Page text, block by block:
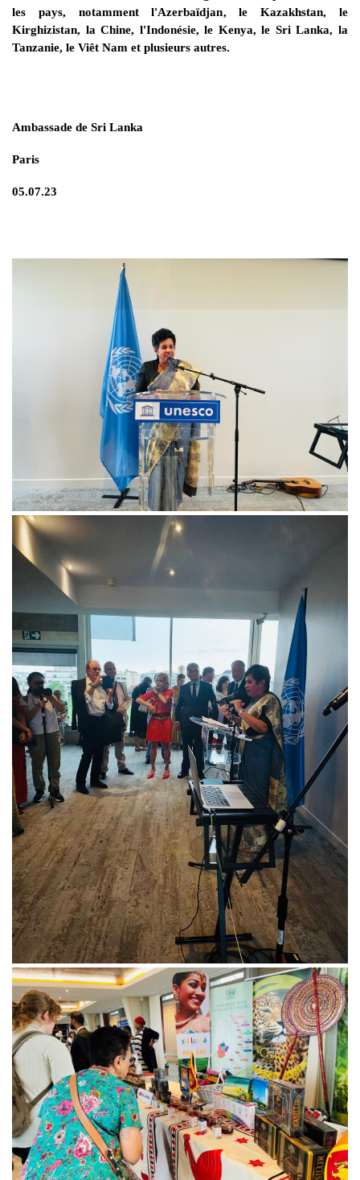
les pays, notamment l'Azerbaïdjan, le Kazakhstan, le
Kirghizistan, la Chine, l'Indonésie, le Kenya, le Sri Lanka, la
Tanzanie, le Viêt Nam et plusieurs autres.
Ambassade de Sri Lanka
Paris
05.07.23